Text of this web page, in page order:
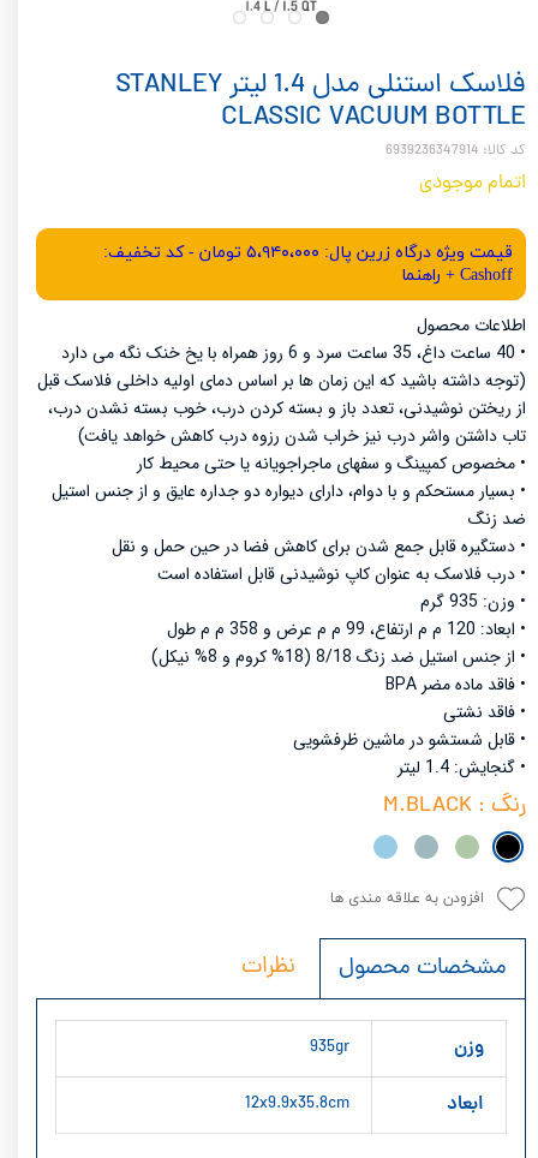
فلاسک استنلی مدل 1.4 لیتر STANLEY
CLASSIC VACUUM BOTTLE
کد کالا: 6939236347914
اتمام موجودی
قیمت ویژه درگاه زرین پال: ۵،۹۴۰،۰۰۰ تومان - کد تخفیف:
Cashoff + راهنما
اطلاعات محصول
• 40 ساعت داغ، 35 ساعت سرد و 6 روز همراه با یخ خنک نگه می دارد
(توجه داشته باشید که این زمان ها بر اساس دمای اولیه داخلی فلاسک قبل
از ریختن نوشیدنی، تعدد باز و بسته کردن درب، خوب بسته نشدن درب،
تاب داشتن واشر درب نیز خراب شدن رزوه درب کاهش خواهد یافت)
• مخصوص کمپینگ و سفهای ماجراجویانه یا حتی محیط کار
• بسیار مستحکم و با دوام، دارای دیواره دو جداره عایق و از جنس استیل
ضد زنگ
• دستگیره قابل جمع شدن برای کاهش فضا در حین حمل و نقل
• درب فلاسک به عنوان کاپ نوشیدنی قابل استفاده است
• وزن: 935 گرم
• ابعاد: 120 م م ارتفاع، 99 م م عرض و 358 م م طول
• از جنس استیل ضد زنگ 8/18 (18% کروم و 8% نیکل)
• فاقد ماده مضر BPA
• فاقد نشتی
• قابل شستشو در ماشین ظرفشویی
• گنجایش: 1.4 لیتر
رنگ : M.BLACK
افزودن به علاقه مندی ها
مشخصات محصول نظرات
وزن 935gr
ابعاد 12x9.9x35.8cm